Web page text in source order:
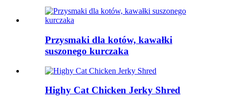
Przysmaki dla kotów, kawałki
suszonego kurczaka
Highy Cat Chicken Jerky Shred